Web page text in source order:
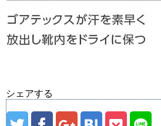
シェアする